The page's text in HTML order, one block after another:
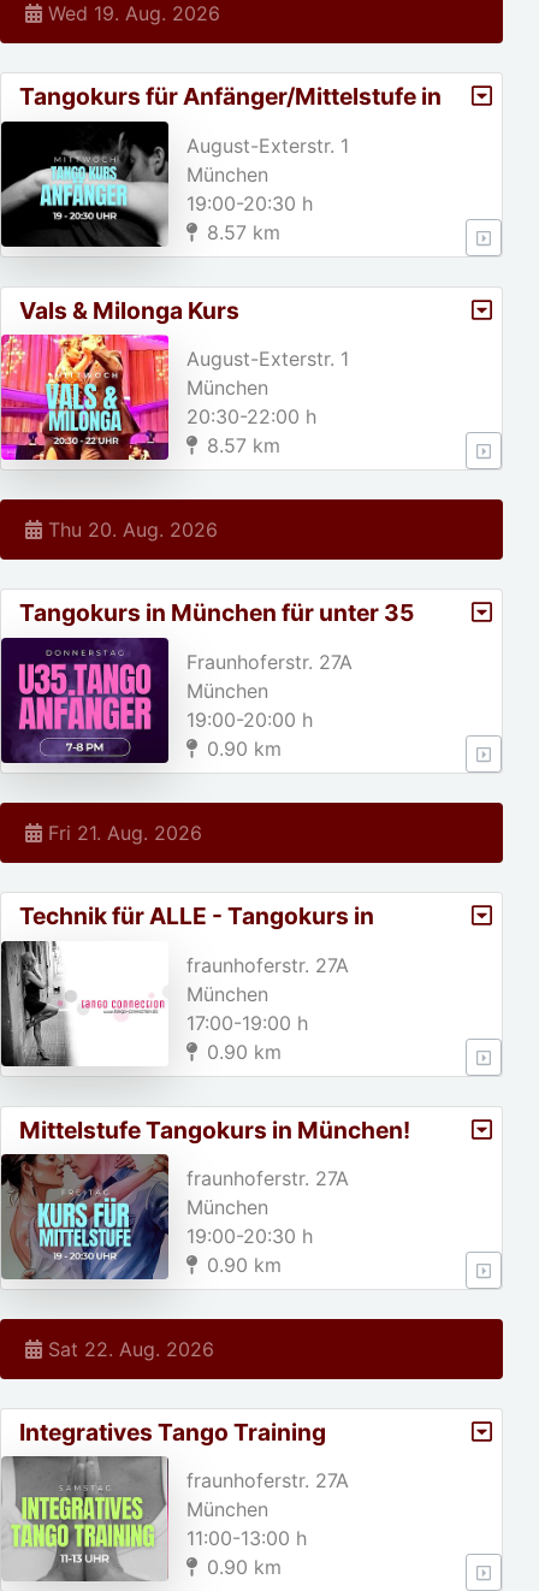
Wed 19. Aug. 2026
Tangokurs für Anfänger/Mittelstufe in
München
August-Exterstr. 1
München
19:00-20:30 h
8.57 km
Vals & Milonga Kurs
August-Exterstr. 1
München
20:30-22:00 h
8.57 km
Thu 20. Aug. 2026
Tangokurs in München für unter 35
jährige!
Fraunhoferstr. 27A
München
19:00-20:00 h
0.90 km
Fri 21. Aug. 2026
Technik für ALLE - Tangokurs in
München
fraunhoferstr. 27A
München
17:00-19:00 h
0.90 km
Mittelstufe Tangokurs in München!
fraunhoferstr. 27A
München
19:00-20:30 h
0.90 km
Sat 22. Aug. 2026
Integratives Tango Training
fraunhoferstr. 27A
München
11:00-13:00 h
0.90 km